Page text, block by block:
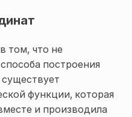
том, что не
способа построения
функции, которая
и производила